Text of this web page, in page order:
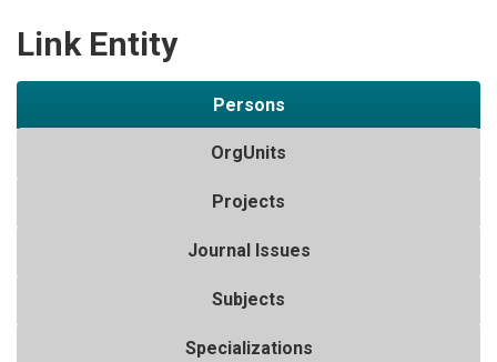
Link Entity
Persons
OrgUnits
Projects
Journal Issues
Subjects
Specializations